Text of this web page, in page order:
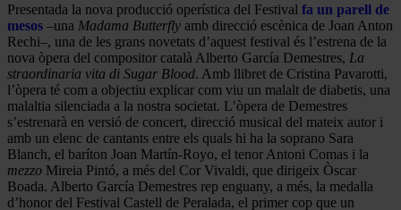
Presentada la nova producció operística del Festival fa un parell de
mesos –una Madama Butterfly amb direcció escènica de Joan Anton
Rechi–, una de les grans novetats d’aquest festival és l’estrena de la
nova òpera del compositor català Alberto García Demestres, La
straordinaria vita di Sugar Blood. Amb llibret de Cristina Pavarotti,
l’òpera té com a objectiu explicar com viu un malalt de diabetis, una
malaltia silenciada a la nostra societat. L’òpera de Demestres
s’estrenarà en versió de concert, direcció musical del mateix autor i
amb un elenc de cantants entre els quals hi ha la soprano Sara
Blanch, el baríton Joan Martín-Royo, el tenor Antoni Comas i la
mezzo Mireia Pintó, a més del Cor Vivaldi, que dirigeix Òscar
Boada. Alberto García Demestres rep enguany, a més, la medalla
d’honor del Festival Castell de Peralada, el primer cop que un